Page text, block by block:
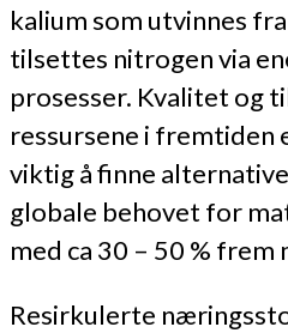
kalium som utvinnes
tilsettes nitrogen via
prosesser. Kvalitet og
ressursene i fremtiden
viktig å finne
globale behovet for
med ca 30 – 50 % frem
Resirkulerte